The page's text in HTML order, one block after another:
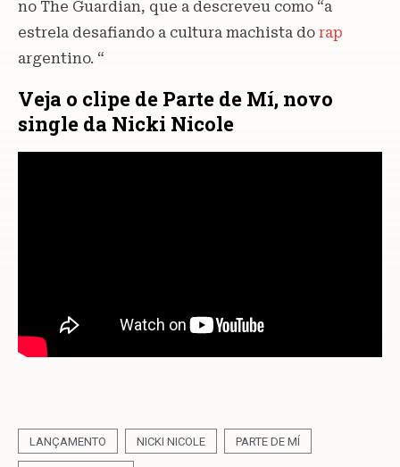
no The Guardian, que a descreveu como “a
estrela desafiando a cultura machista do rap
argentino. “
Veja o clipe de Parte de Mí, novo
single da Nicki Nicole
LANÇAMENTO NICKI NICOLE PARTE DE MÍ